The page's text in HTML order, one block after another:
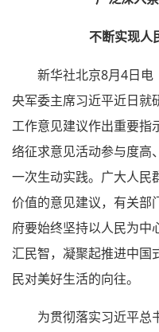
不断实现人
新华社北京8月4日
央军委主席习近平近日就
工作意见建议作出重要指
络征求意见活动参与度高
一次生动实践。广大人民
价值的意见建议，有关部
府要始终坚持以人民为中
汇民智，凝聚起推进中国
民对美好生活的向往。
为贯彻落实习近平总